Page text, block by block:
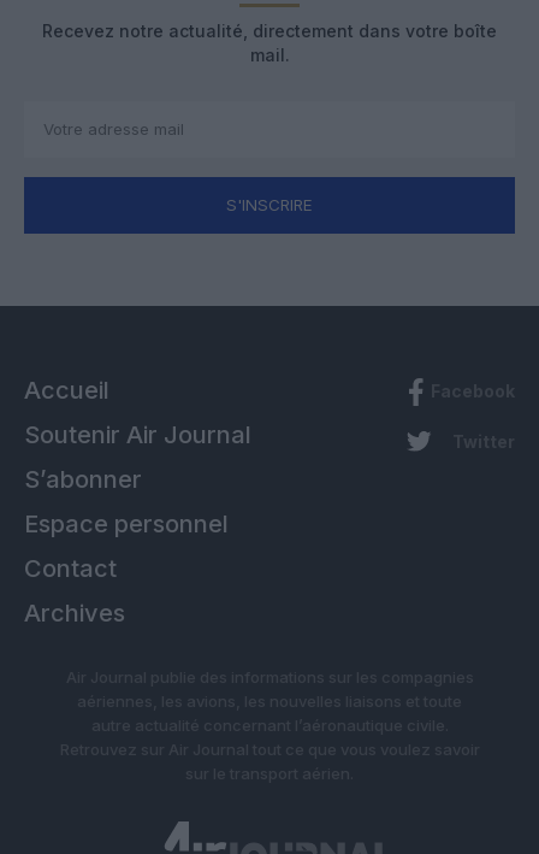
Recevez notre actualité, directement dans votre boîte
mail.
S'INSCRIRE
Accueil
Soutenir Air Journal
S’abonner
Espace personnel
Contact
Archives